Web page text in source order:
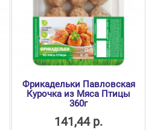
Фрикадельки Павловская
Курочка из Мяса Птицы
360г
141,44 р.